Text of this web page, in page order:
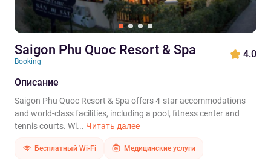
Saigon Phu Quoc Resort & Spa
Booking
4.0
Описание
Saigon Phu Quoc Resort & Spa offers 4-star accommodations
and world-class facilities, including a pool, fitness center and
tennis courts. Wi... Читать далее
Бесплатный Wi-Fi Медицинские услуги